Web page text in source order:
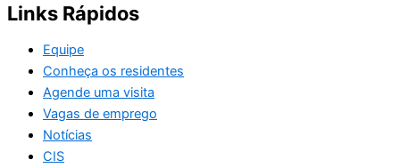
Links Rápidos
Equipe
Conheça os residentes
Agende uma visita
Vagas de emprego
Notícias
CIS